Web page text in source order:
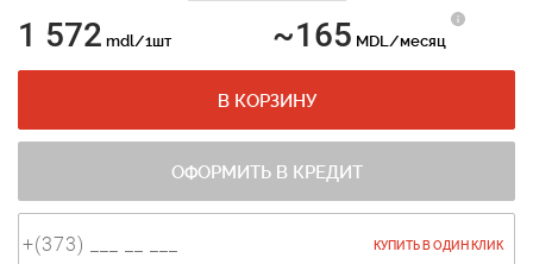
1 572 mdl/1шт ~165 MDL/месяц
В КОРЗИНУ
ОФОРМИТЬ В КРЕДИТ
КУПИТЬ В ОДИН КЛИК